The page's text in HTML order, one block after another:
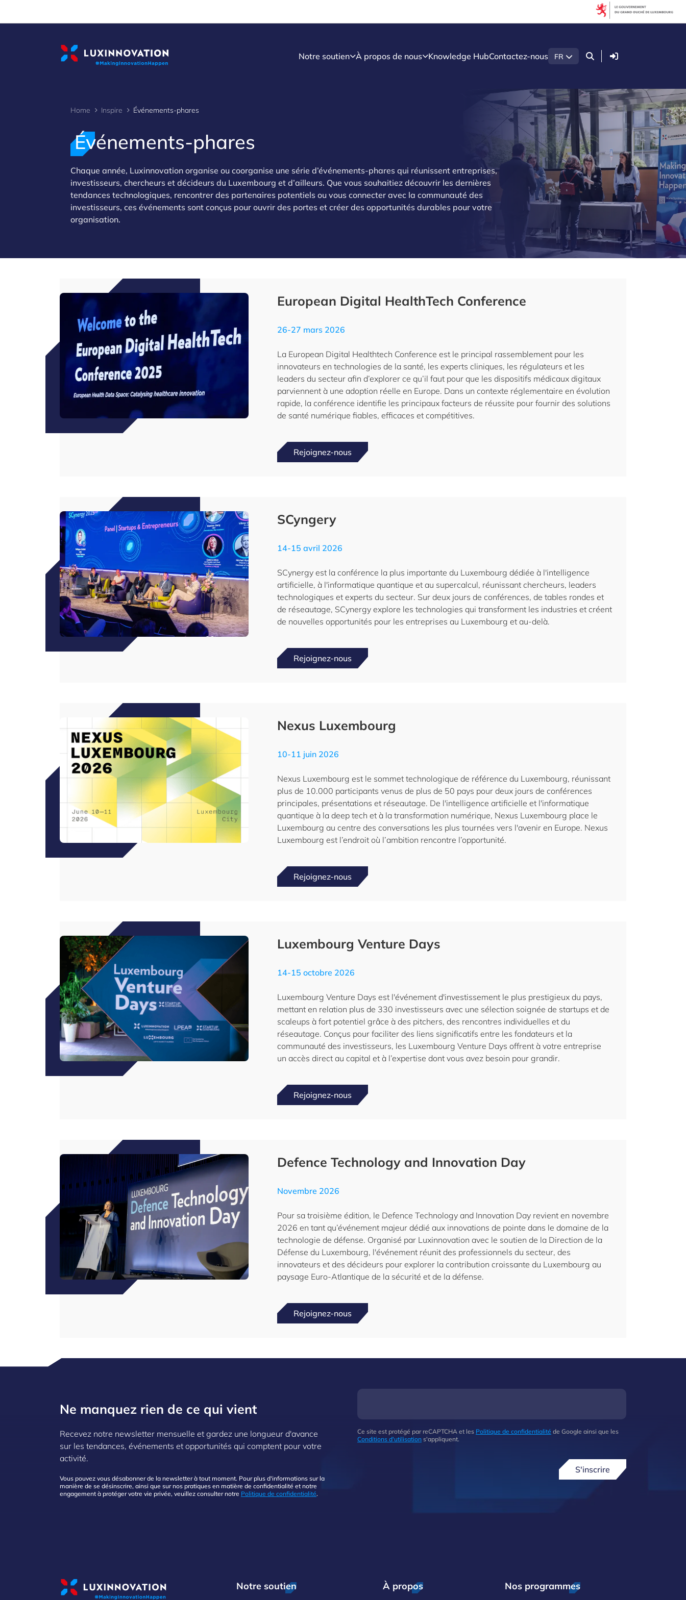
Notre soutien À propos de nous Knowledge HubContactez-nous FR Connexion
Home Inspire Événements-phares
Événements-phares
Chaque année, Luxinnovation organise ou coorganise une série d’événements-phares qui réunissent entreprises,
investisseurs, chercheurs et décideurs du Luxembourg et d’ailleurs. Que vous souhaitiez découvrir les dernières
tendances technologiques, rencontrer des partenaires potentiels ou vous connecter avec la communauté des
investisseurs, ces événements sont conçus pour ouvrir des portes et créer des opportunités durables pour votre
organisation.
European Digital HealthTech Conference
26-27 mars 2026
La European Digital Healthtech Conference est le principal rassemblement pour les
innovateurs en technologies de la santé, les experts cliniques, les régulateurs et les
leaders du secteur afin d’explorer ce qu’il faut pour que les dispositifs médicaux digitaux
parviennent à une adoption réelle en Europe. Dans un contexte réglementaire en évolution
rapide, la conférence identifie les principaux facteurs de réussite pour fournir des solutions
de santé numérique fiables, efficaces et compétitives.
Rejoignez-nous
SCyngery
14-15 avril 2026
SCynergy est la conférence la plus importante du Luxembourg dédiée à l'intelligence
artificielle, à l'informatique quantique et au supercalcul, réunissant chercheurs, leaders
technologiques et experts du secteur. Sur deux jours de conférences, de tables rondes et
de réseautage, SCynergy explore les technologies qui transforment les industries et créent
de nouvelles opportunités pour les entreprises au Luxembourg et au-delà.
Rejoignez-nous
Nexus Luxembourg
10-11 juin 2026
Nexus Luxembourg est le sommet technologique de référence du Luxembourg, réunissant
plus de 10.000 participants venus de plus de 50 pays pour deux jours de conférences
principales, présentations et réseautage. De l'intelligence artificielle et l'informatique
quantique à la deep tech et à la transformation numérique, Nexus Luxembourg place le
Luxembourg au centre des conversations les plus tournées vers l'avenir en Europe. Nexus
Luxembourg est l’endroit où l’ambition rencontre l’opportunité.
Rejoignez-nous
Luxembourg Venture Days
14-15 octobre 2026
Luxembourg Venture Days est l'événement d'investissement le plus prestigieux du pays,
mettant en relation plus de 330 investisseurs avec une sélection soignée de startups et de
scaleups à fort potentiel grâce à des pitchers, des rencontres individuelles et du
réseautage. Conçus pour faciliter des liens significatifs entre les fondateurs et la
communauté des investisseurs, les Luxembourg Venture Days offrent à votre entreprise
un accès direct au capital et à l’expertise dont vous avez besoin pour grandir.
Rejoignez-nous
Defence Technology and Innovation Day
Novembre 2026
Pour sa troisième édition, le Defence Technology and Innovation Day revient en novembre
2026 en tant qu’événement majeur dédié aux innovations de pointe dans le domaine de la
technologie de défense. Organisé par Luxinnovation avec le soutien de la Direction de la
Défense du Luxembourg, l'événement réunit des professionnels du secteur, des
innovateurs et des décideurs pour explorer la contribution croissante du Luxembourg au
paysage Euro-Atlantique de la sécurité et de la défense.
Rejoignez-nous
Ne manquez rien de ce qui vient
Recevez notre newsletter mensuelle et gardez une longueur d'avance
sur les tendances, événements et opportunités qui comptent pour votre
activité.
Vous pouvez vous désabonner de la newsletter à tout moment. Pour plus d'informations sur la
manière de se désinscrire, ainsi que sur nos pratiques en matière de confidentialité et notre
engagement à protéger votre vie privée, veuillez consulter notre Politique de confidentialité.
Ce site est protégé par reCAPTCHA et les Politique de confidentialité de Google ainsi que les
Conditions d'utilisation s'appliquent.
S'inscrire
Notre soutien À propos Nos programmes